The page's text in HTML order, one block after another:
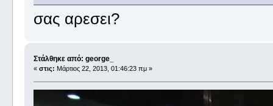
σας αρεσει?
Στάλθηκε από: george_
« στις: Μάρτιος 22, 2013, 01:46:23 πμ »